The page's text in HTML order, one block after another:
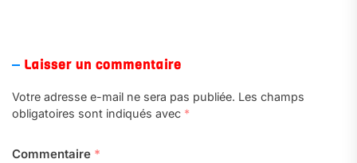
Laisser un commentaire
Votre adresse e-mail ne sera pas publiée. Les champs
obligatoires sont indiqués avec *
Commentaire *